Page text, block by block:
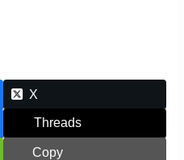
X
Threads
Copy